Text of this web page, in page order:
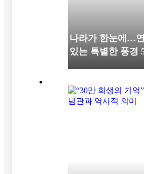
세 나라가 한눈에…
수 있는 특별한 풍경